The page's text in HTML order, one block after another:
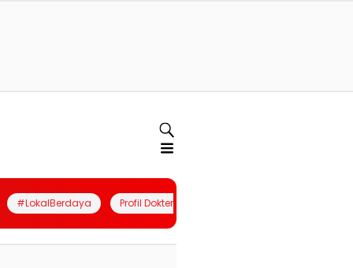
#LokalBerdaya Profil Dokter